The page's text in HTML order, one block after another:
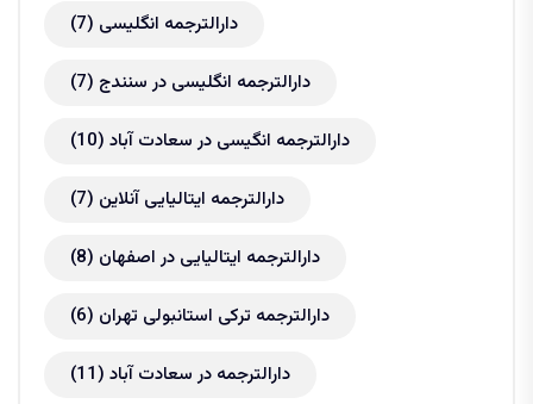
دارالترجمه انگلیسی (7)
دارالترجمه انگلیسی در سنندج (7)
دارالترجمه انگیسی در سعادت آباد (10)
دارالترجمه ایتالیایی آنلاین (7)
دارالترجمه ایتالیایی در اصفهان (8)
دارالترجمه ترکی استانبولی تهران (6)
دارالترجمه در سعادت آباد (11)